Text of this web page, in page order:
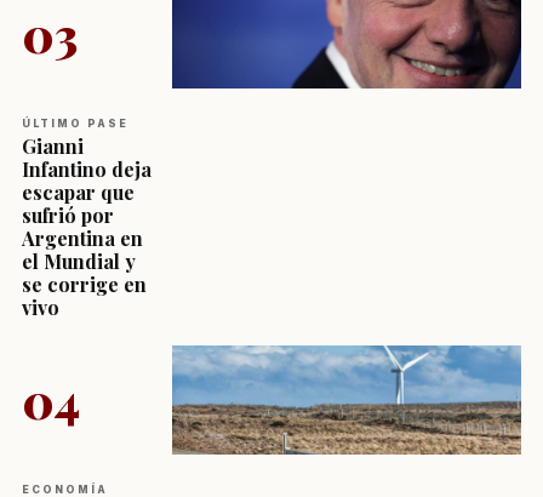
03
ÚLTIMO PASE
Gianni
Infantino deja
escapar que
sufrió por
Argentina en
el Mundial y
se corrige en
vivo
04
ECONOMÍA